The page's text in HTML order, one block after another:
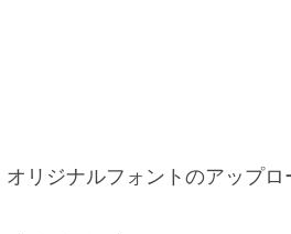
リジナルフォントのアップロ